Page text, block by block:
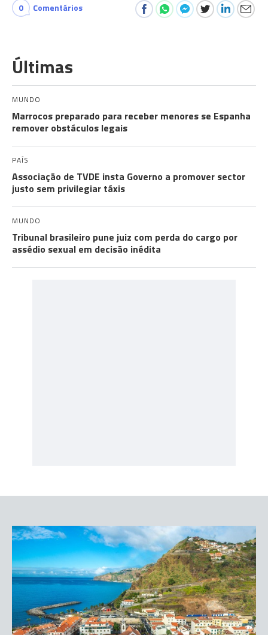
0 Comentários
Últimas
MUNDO
Marrocos preparado para receber menores se Espanha
remover obstáculos legais
PAÍS
Associação de TVDE insta Governo a promover sector
justo sem privilegiar táxis
MUNDO
Tribunal brasileiro pune juiz com perda do cargo por
assédio sexual em decisão inédita